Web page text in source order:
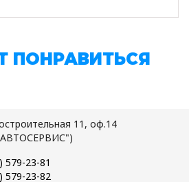
ПОНРАВИТЬСЯ
11, оф.14
579-23-81
579-23-82